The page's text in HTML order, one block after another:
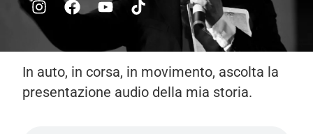
In auto, in corsa, in movimento, ascolta la
presentazione audio della mia storia.